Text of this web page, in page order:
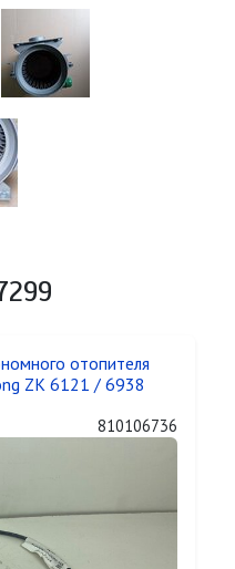
отопителя
ZK 6121 / 6938
810106736